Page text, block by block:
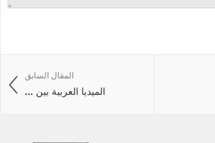
المقال السابق
الميديا العربية بين ...